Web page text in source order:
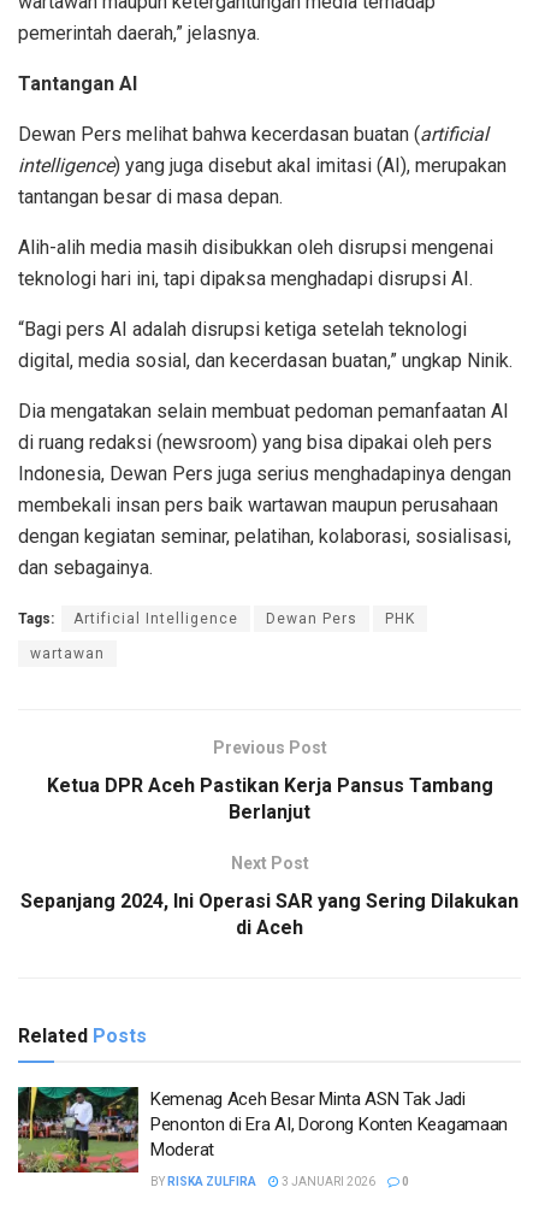
pemerintah daerah,” jelasnya.
Tantangan AI
Dewan Pers melihat bahwa kecerdasan buatan (artificial
intelligence) yang juga disebut akal imitasi (AI), merupakan
tantangan besar di masa depan.
Alih-alih media masih disibukkan oleh disrupsi mengenai
teknologi hari ini, tapi dipaksa menghadapi disrupsi AI.
“Bagi pers AI adalah disrupsi ketiga setelah teknologi
digital, media sosial, dan kecerdasan buatan,” ungkap Ninik.
Dia mengatakan selain membuat pedoman pemanfaatan AI
di ruang redaksi (newsroom) yang bisa dipakai oleh pers
Indonesia, Dewan Pers juga serius menghadapinya dengan
membekali insan pers baik wartawan maupun perusahaan
dengan kegiatan seminar, pelatihan, kolaborasi, sosialisasi,
dan sebagainya.
Tags: Artificial Intelligence Dewan Pers PHK
wartawan
Previous Post
Ketua DPR Aceh Pastikan Kerja Pansus Tambang
Berlanjut
Next Post
Sepanjang 2024, Ini Operasi SAR yang Sering Dilakukan
di Aceh
Related Posts
Kemenag Aceh Besar Minta ASN Tak Jadi
Penonton di Era AI, Dorong Konten Keagamaan
Moderat
BY RISKA ZULFIRA 3 JANUARI 2026 0